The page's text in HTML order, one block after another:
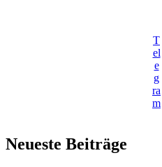
T
el
e
g
ra
m
Neueste Beiträge